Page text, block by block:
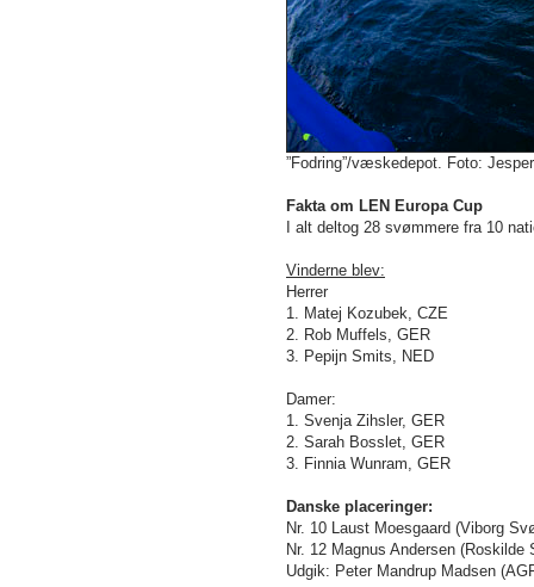
”Fodring”/væskedepot. Foto:
Fakta om LEN Europa Cup
I alt deltog 28 svømmere fra 10
Vinderne blev:
Herrer
1. Matej Kozubek, CZE
2. Rob Muffels, GER
3. Pepijn Smits, NED
Damer:
1. Svenja Zihsler, GER
2. Sarah Bosslet, GER
3. Finnia Wunram, GER
Danske placeringer:
Nr. 10 Laust Moesgaard (Viborg
Nr. 12 Magnus Andersen (Roskilde
Udgik: Peter Mandrup Madsen